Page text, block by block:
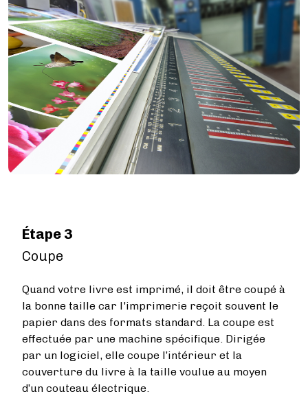
Étape 3
Coupe
Quand votre livre est imprimé, il doit être coupé à
la bonne taille car l'imprimerie reçoit souvent le
papier dans des formats standard. La coupe est
effectuée par une machine spécifique. Dirigée
par un logiciel, elle coupe l’intérieur et la
couverture du livre à la taille voulue au moyen
d’un couteau électrique.